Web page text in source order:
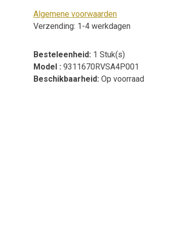
Algemene voorwaarden
Verzending: 1-4 werkdagen
Besteleenheid: 1 Stuk(s)
Model : 9311670RVSA4P001
Beschikbaarheid: Op voorraad